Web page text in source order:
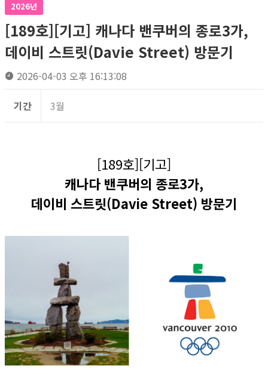
2026년
[189호][기고] 캐나다 밴쿠버의 종로3가,
데이비 스트릿(Davie Street) 방문기
2026-04-03 오후 16:13:08
기간 3월
[189호][기고]
캐나다 밴쿠버의 종로3가,
데이비 스트릿(Davie Street) 방문기